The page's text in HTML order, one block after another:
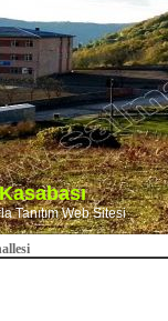
Tanıtım Web Sitesi